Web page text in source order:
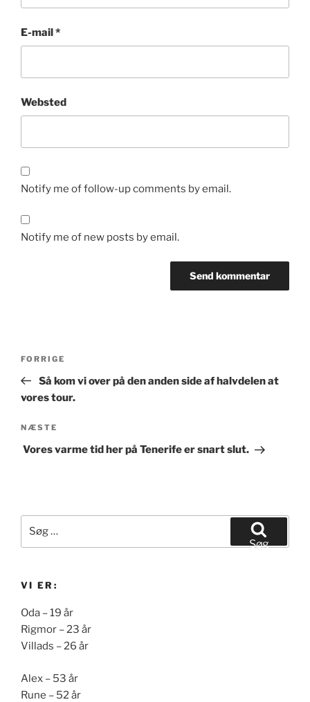
E-mail*
Websted
Notify me of follow-up comments by email.
Notify me of new posts by email.
Forrige
indlæg
FORRIGE
​ Så kom vi over på den anden side af halvdelen at
vores tour.
Næste
indlæg
NÆSTE
​ Vores varme tid her på Tenerife er snart slut.
efter:
Søg
VI ER:
Oda – 19 år
Rigmor – 23 år
Villads – 26 år
Alex – 53 år
Rune – 52 år